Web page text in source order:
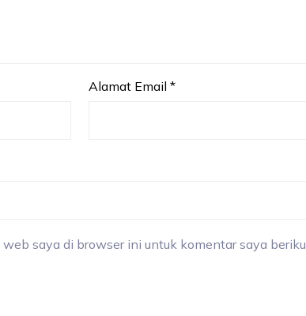
Alamat Email *
saya di browser ini untuk komentar saya